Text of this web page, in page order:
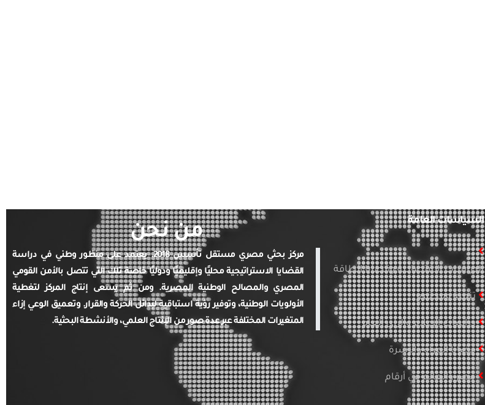
السياسات العامة
الدراسات الاقتصادية وقضايا الطاقة
تنمية ومجتمع
دراسات الإعلام والرأي العام
قضايا المرأة والأسرة
مصر والعالم في أرقام
من نحن
مركز بحثي مصري مستقل تأسس 2018. يعتمد على منظور وطني في دراسة
القضايا الاستراتيجية محليًا وإقليميًا ودوليًا خاصة تلك التي تتصل بالأمن القومي
المصري والمصالح الوطنية المصرية. ومن ثم يسعى إنتاج المركز لتغطية
الأولويات الوطنية، وتوفير رؤية استباقية لبدائل الحركة والقرار. وتعميق الوعي إزاء
المتغيرات المختلفة عبر عدة صور من الإنتاج العلمي، والأنشطة البحثية.